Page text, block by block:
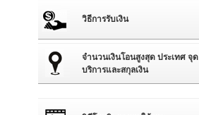
วิธีการรับเงิน
จำนวนเงินโอนสูงสุด ประเทศ จุด
บริการและสกุลเงิน